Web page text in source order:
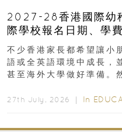
2027-28香港國際幼
際學校報名日期、學
不少香港家長都希望讓小
語或全英語環境中成長，
甚至海外大學做好準備。
27th July, 2026 ｜ In